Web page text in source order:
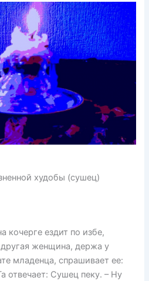
худобы (сушец)
кочерге ездит по избе,
женщина, держа у
младенца, спрашивает ее:
отвечает: Сушец пеку. – Ну